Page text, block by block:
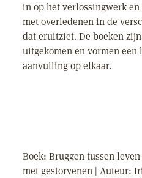
in op het verlossingwerk
met overledenen in de
dat eruitziet. De boeken
uitgekomen en vormen een
aanvulling op elkaar.
Boek: Bruggen tussen
met gestorvenen | Auteur: